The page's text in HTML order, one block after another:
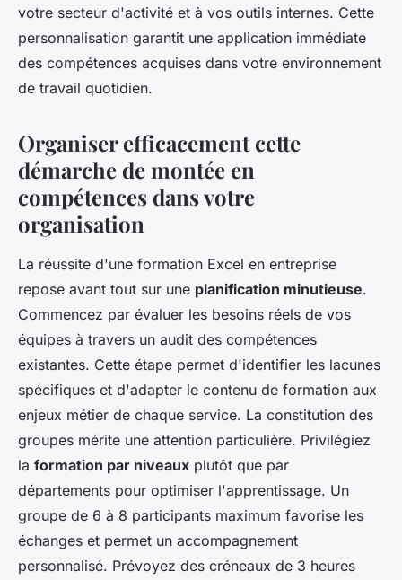
votre secteur d'activité et à vos outils internes. Cette
personnalisation garantit une application immédiate
des compétences acquises dans votre environnement
de travail quotidien.
Organiser efficacement cette
démarche de montée en
compétences dans votre
organisation
La réussite d'une formation Excel en entreprise
repose avant tout sur une planification minutieuse.
Commencez par évaluer les besoins réels de vos
équipes à travers un audit des compétences
existantes. Cette étape permet d'identifier les lacunes
spécifiques et d'adapter le contenu de formation aux
enjeux métier de chaque service. La constitution des
groupes mérite une attention particulière. Privilégiez
la formation par niveaux plutôt que par
départements pour optimiser l'apprentissage. Un
groupe de 6 à 8 participants maximum favorise les
échanges et permet un accompagnement
personnalisé. Prévoyez des créneaux de 3 heures